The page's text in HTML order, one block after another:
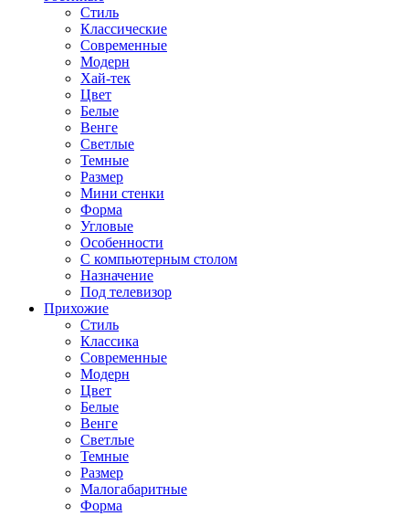
Стиль
Классические
Современные
Модерн
Хай-тек
Цвет
Белые
Венге
Светлые
Темные
Размер
Мини стенки
Форма
Угловые
Особенности
С компьютерным столом
Назначение
Под телевизор
Прихожие
Стиль
Классика
Современные
Модерн
Цвет
Белые
Венге
Светлые
Темные
Размер
Малогабаритные
Форма